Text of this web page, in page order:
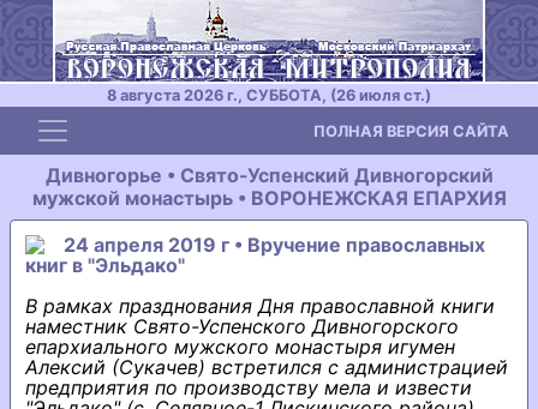
8 августа 2026 г., СУББОТА, (26 июля ст.)
Toggle navigation ПОЛНАЯ ВЕРСИЯ САЙТА
Дивногорье • Свято-Успенский Дивногорский
мужской монастырь • ВОРОНЕЖСКАЯ ЕПАРХИЯ
24 апреля 2019 г • Вручение православных
книг в "Эльдако"
В рамках празднования Дня православной книги
наместник Свято-Успенского Дивногорского
епархиального мужского монастыря игумен
Алексий (Сукачев) встретился с администрацией
предприятия по производству мела и извести